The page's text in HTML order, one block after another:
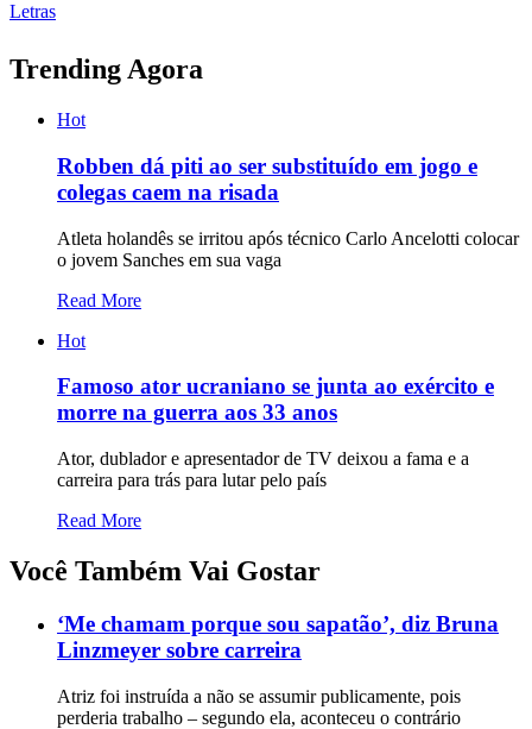
Letras
Trending Agora
Hot
Robben dá piti ao ser substituído em jogo e
colegas caem na risada
Atleta holandês se irritou após técnico Carlo Ancelotti colocar
o jovem Sanches em sua vaga
Read More
Hot
Famoso ator ucraniano se junta ao exército e
morre na guerra aos 33 anos
Ator, dublador e apresentador de TV deixou a fama e a
carreira para trás para lutar pelo país
Read More
Você Também Vai Gostar
‘Me chamam porque sou sapatão’, diz Bruna
Linzmeyer sobre carreira
Atriz foi instruída a não se assumir publicamente, pois
perderia trabalho – segundo ela, aconteceu o contrário